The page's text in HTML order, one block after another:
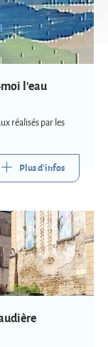
l'eau
réalisés par les
Plus d'infos